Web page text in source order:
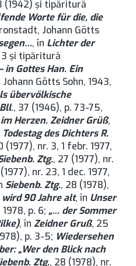
(1942) şi tipăritură
Worte für die, die
Johann Götts
, în Lichter der
şi tipăritură
in Gottes Han. Ein
Götts Sohn, 1943,
übervölkische
., 37 (1946), p. 73-75,
Herzen. Zeidner Grüß,
des Dichters R.
(1977), nr. 3, 1 febr. 1977,
Ztg., 27 (1977), nr.
nr. 23, 1 dec. 1977,
Siebenb. Ztg., 28 (1978),
wird 90 Jahre alt, în Unser
1978, p. 6; „… der Sommer
, în Zeidner Gruß, 25
p. 3-5; Wiedersehen
„Wer den Blick nach
Ztg., 28 (1978), nr.